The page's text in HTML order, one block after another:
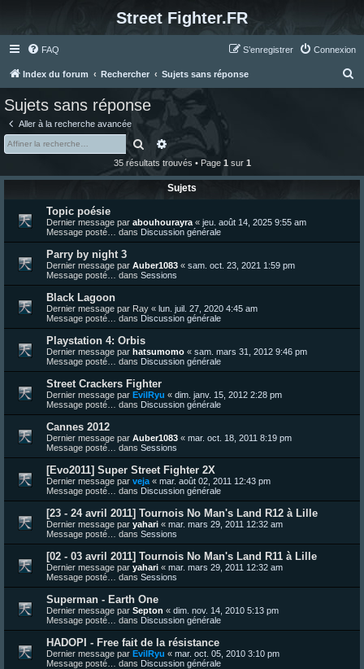
Street Fighter.FR
FAQ Connexion
S’enregistrer
Index du forum Rechercher Sujets sans réponse
Sujets sans réponse
Aller à la recherche avancée
RechercherRecherche avancée
35 résultats trouvés • Page 1 sur 1
Sujets
Topic poésie
Dernier message par abouhourayra « jeu. août 14, 2025 9:55 am
Message posté… dans Discussion générale
Parry by night 3
Dernier message par Auber1083 « sam. oct. 23, 2021 1:59 pm
Message posté… dans Sessions
Black Lagoon
Dernier message par Ray « lun. juil. 27, 2020 4:45 am
Message posté… dans Discussion générale
Playstation 4: Orbis
Dernier message par hatsumomo « sam. mars 31, 2012 9:46 pm
Message posté… dans Discussion générale
Street Crackers Fighter
Dernier message par EvilRyu « dim. janv. 15, 2012 2:28 pm
Message posté… dans Discussion générale
Cannes 2012
Dernier message par Auber1083 « mar. oct. 18, 2011 8:19 pm
Message posté… dans Sessions
[Evo2011] Super Street Fighter 2X
Dernier message par veja « mar. août 02, 2011 12:43 pm
Message posté… dans Discussion générale
[23 - 24 avril 2011] Tournois No Man's Land R12 à Lille
Dernier message par yahari « mar. mars 29, 2011 12:32 am
Message posté… dans Sessions
[02 - 03 avril 2011] Tournois No Man's Land R11 à Lille
Dernier message par yahari « mar. mars 29, 2011 12:32 am
Message posté… dans Sessions
Superman - Earth One
Dernier message par Septon « dim. nov. 14, 2010 5:13 pm
Message posté… dans Discussion générale
HADOPI - Free fait de la résistance
Dernier message par EvilRyu « mar. oct. 05, 2010 3:10 pm
Message posté… dans Discussion générale